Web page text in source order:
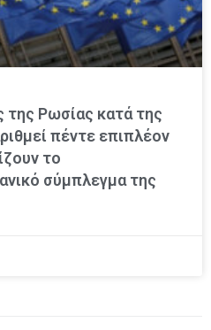
της Ρωσίας κατά της
πέντε επιπλέον
το
σύμπλεγμα της